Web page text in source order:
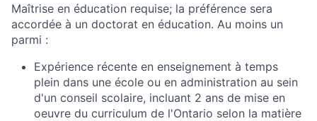
Maîtrise en éducation requise; la préférence sera
accordée à un doctorat en éducation. Au moins un
parmi :
Expérience récente en enseignement à temps
plein dans une école ou en administration au sein
d'un conseil scolaire, incluant 2 ans de mise en
oeuvre du curriculum de l'Ontario selon la matière